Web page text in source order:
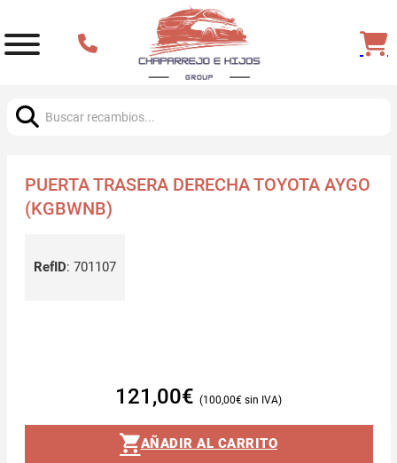
PUERTA TRASERA DERECHA TOYOTA AYGO
(KGBWNB)
RefID: 701107
121,00€ 100,00€
AÑADIR AL CARRITO